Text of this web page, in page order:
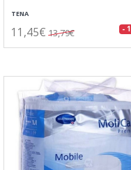
TENA
11,45€ 13,79€ -